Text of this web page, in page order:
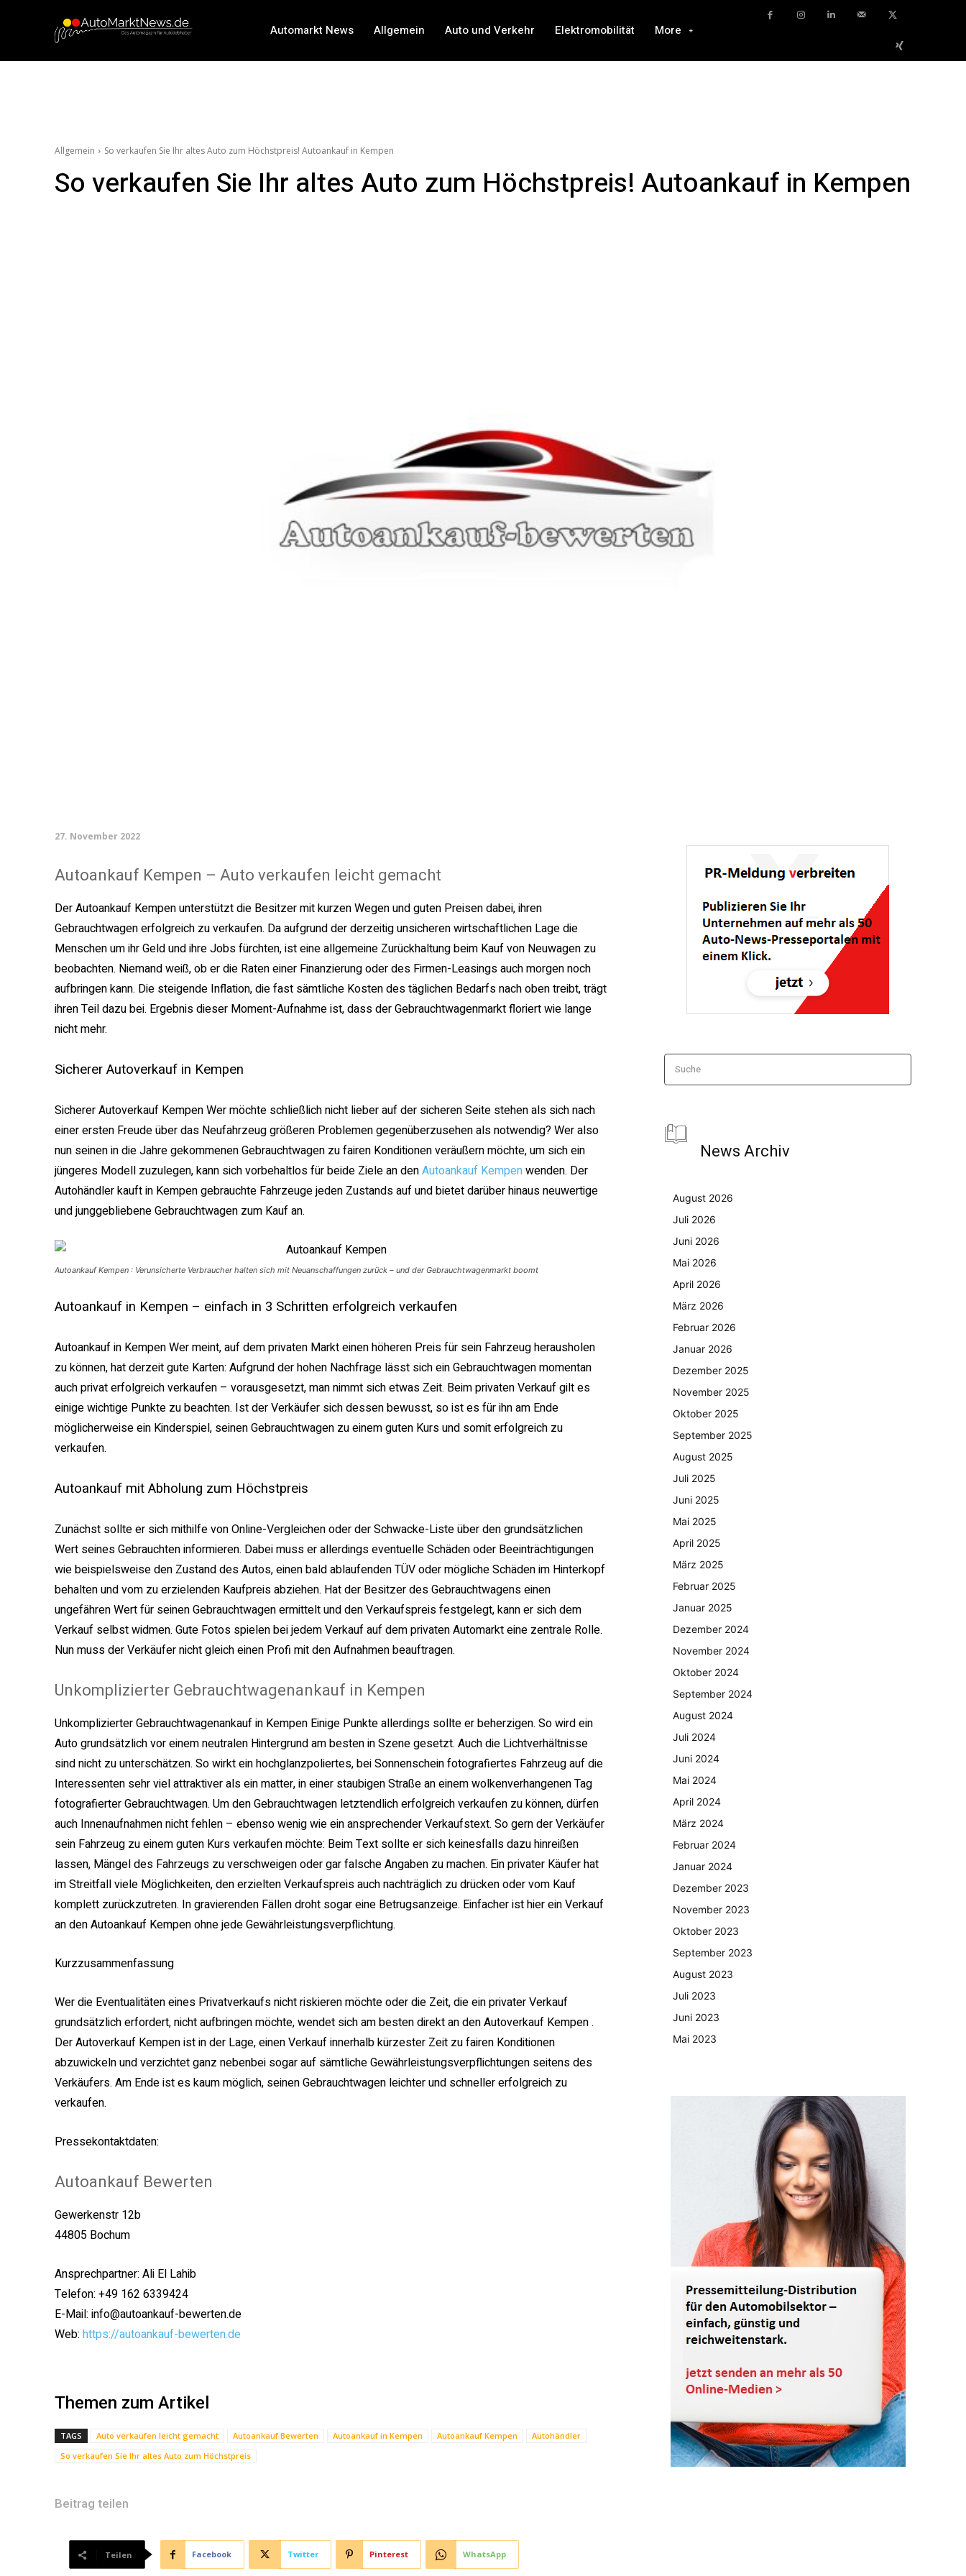
Automarkt News Allgemein Auto und Verkehr Elektromobilität More
Allgemein So verkaufen Sie Ihr altes Auto zum Höchstpreis! Autoankauf in Kempen
So verkaufen Sie Ihr altes Auto zum Höchstpreis! Autoankauf in Kempen
27. November 2022
Autoankauf Kempen – Auto verkaufen leicht gemacht
Der Autoankauf Kempen unterstützt die Besitzer mit kurzen Wegen und guten Preisen dabei, ihren
Gebrauchtwagen erfolgreich zu verkaufen. Da aufgrund der derzeitig unsicheren wirtschaftlichen Lage die
Menschen um ihr Geld und ihre Jobs fürchten, ist eine allgemeine Zurückhaltung beim Kauf von Neuwagen zu
beobachten. Niemand weiß, ob er die Raten einer Finanzierung oder des Firmen-Leasings auch morgen noch
aufbringen kann. Die steigende Inflation, die fast sämtliche Kosten des täglichen Bedarfs nach oben treibt, trägt
ihren Teil dazu bei. Ergebnis dieser Moment-Aufnahme ist, dass der Gebrauchtwagenmarkt floriert wie lange
nicht mehr.
Sicherer Autoverkauf in Kempen
Sicherer Autoverkauf KempenWer möchte schließlich nicht lieber auf der sicheren Seite stehen als sich nach
einer ersten Freude über das Neufahrzeug größeren Problemen gegenüberzusehen als notwendig? Wer also
nun seinen in die Jahre gekommenen Gebrauchtwagen zu fairen Konditionen veräußern möchte, um sich ein
jüngeres Modell zuzulegen, kann sich vorbehaltlos für beide Ziele an denAutoankauf Kempenwenden. Der
Autohändler kauft in Kempen gebrauchte Fahrzeuge jeden Zustands auf und bietet darüber hinaus neuwertige
und junggebliebene Gebrauchtwagen zum Kauf an.
Autoankauf Kempen : Verunsicherte Verbraucher halten sich mit Neuanschaffungen zurück – und der Gebrauchtwagenmarkt boomt
Autoankauf in Kempen – einfach in 3 Schritten erfolgreich verkaufen
Autoankauf in KempenWer meint, auf dem privaten Markt einen höheren Preis für sein Fahrzeug herausholen
zu können, hat derzeit gute Karten: Aufgrund der hohen Nachfrage lässt sich ein Gebrauchtwagen momentan
auch privat erfolgreich verkaufen – vorausgesetzt, man nimmt sich etwas Zeit. Beim privaten Verkauf gilt es
einige wichtige Punkte zu beachten. Ist der Verkäufer sich dessen bewusst, so ist es für ihn am Ende
möglicherweise ein Kinderspiel, seinen Gebrauchtwagen zu einem guten Kurs und somit erfolgreich zu
verkaufen.
Autoankauf mit Abholung zum Höchstpreis
Zunächst sollte er sich mithilfe von Online-Vergleichen oder der Schwacke-Liste über den grundsätzlichen
Wert seines Gebrauchten informieren. Dabei muss er allerdings eventuelle Schäden oder Beeinträchtigungen
wie beispielsweise den Zustand des Autos, einen bald ablaufenden TÜV oder mögliche Schäden im Hinterkopf
behalten und vom zu erzielenden Kaufpreis abziehen. Hat der Besitzer des Gebrauchtwagens einen
ungefähren Wert für seinen Gebrauchtwagen ermittelt und den Verkaufspreis festgelegt, kann er sich dem
Verkauf selbst widmen. Gute Fotos spielen bei jedem Verkauf auf dem privaten Automarkt eine zentrale Rolle.
Nun muss der Verkäufer nicht gleich einen Profi mit den Aufnahmen beauftragen.
Unkomplizierter Gebrauchtwagenankauf in Kempen
Unkomplizierter Gebrauchtwagenankauf in Kempen Einige Punkte allerdings sollte er beherzigen. So wird ein
Auto grundsätzlich vor einem neutralen Hintergrund am besten in Szene gesetzt. Auch die Lichtverhältnisse
sind nicht zu unterschätzen. So wirkt ein hochglanzpoliertes, bei Sonnenschein fotografiertes Fahrzeug auf die
Interessenten sehr viel attraktiver als ein matter, in einer staubigen Straße an einem wolkenverhangenen Tag
fotografierter Gebrauchtwagen. Um den Gebrauchtwagen letztendlich erfolgreich verkaufen zu können, dürfen
auch Innenaufnahmen nicht fehlen – ebenso wenig wie ein ansprechender Verkaufstext. So gern der Verkäufer
sein Fahrzeug zu einem guten Kurs verkaufen möchte: Beim Text sollte er sich keinesfalls dazu hinreißen
lassen, Mängel des Fahrzeugs zu verschweigen oder gar falsche Angaben zu machen. Ein privater Käufer hat
im Streitfall viele Möglichkeiten, den erzielten Verkaufspreis auch nachträglich zu drücken oder vom Kauf
komplett zurückzutreten. In gravierenden Fällen droht sogar eine Betrugsanzeige. Einfacher ist hier ein Verkauf
an den Autoankauf Kempen ohne jede Gewährleistungsverpflichtung.
Kurzzusammenfassung
Wer die Eventualitäten eines Privatverkaufs nicht riskieren möchte oder die Zeit, die ein privater Verkauf
grundsätzlich erfordert, nicht aufbringen möchte, wendet sich am besten direkt an den Autoverkauf Kempen .
Der Autoverkauf Kempen ist in der Lage, einen Verkauf innerhalb kürzester Zeit zu fairen Konditionen
abzuwickeln und verzichtet ganz nebenbei sogar auf sämtliche Gewährleistungsverpflichtungen seitens des
Verkäufers. Am Ende ist es kaum möglich, seinen Gebrauchtwagen leichter und schneller erfolgreich zu
verkaufen.
Pressekontaktdaten:
Autoankauf Bewerten
Gewerkenstr 12b
44805 Bochum
Ansprechpartner: Ali El Lahib
Telefon: +49 162 6339424
E-Mail: info@autoankauf-bewerten.de
Web: https://autoankauf-bewerten.de
Themen zum Artikel
TAGS Auto verkaufen leicht gemacht Autoankauf Bewerten Autoankauf in Kempen Autoankauf Kempen
Autohändler
So verkaufen Sie Ihr altes Auto zum Höchstpreis
Beitrag teilen
Teilen Facebook Twitter Pinterest WhatsApp
Suche
News Archiv
August 2026
Juli 2026
Juni 2026
Mai 2026
April 2026
März 2026
Februar 2026
Januar 2026
Dezember 2025
November 2025
Oktober 2025
September 2025
August 2025
Juli 2025
Juni 2025
Mai 2025
April 2025
März 2025
Februar 2025
Januar 2025
Dezember 2024
November 2024
Oktober 2024
September 2024
August 2024
Juli 2024
Juni 2024
Mai 2024
April 2024
März 2024
Februar 2024
Januar 2024
Dezember 2023
November 2023
Oktober 2023
September 2023
August 2023
Juli 2023
Juni 2023
Mai 2023